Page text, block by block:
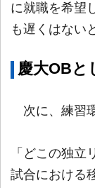
に就職を希望
も遅くはない
慶大OBと
次に、練習
「どこの独立
試合における